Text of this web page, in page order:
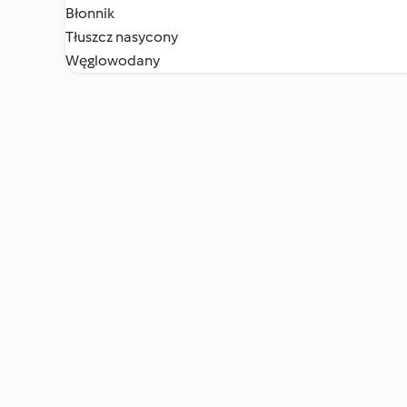
Błonnik
Tłuszcz nasycony
Węglowodany